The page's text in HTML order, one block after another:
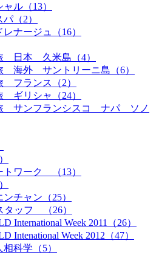
ル（13）
（2）
ナージュ（16）
日本 久米島（4）
海外 サントリーニ島（6）
フランス（2）
ギリシャ（24）
サンフランシスコ ナパ ソノ
ワーク （13）
チャン（25）
ッフ （26）
International Week 2011（26）
Intenational Week 2012（47）
科学（5）